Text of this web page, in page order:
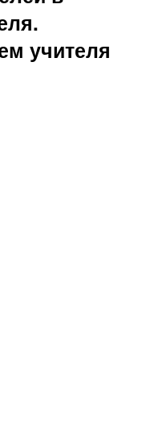
дню
учителя